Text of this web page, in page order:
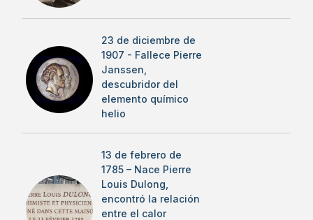
23 de diciembre de
1907 - Fallece Pierre
Janssen,
descubridor del
elemento químico
helio
13 de febrero de
1785 – Nace Pierre
Louis Dulong,
encontró la relación
entre el calor